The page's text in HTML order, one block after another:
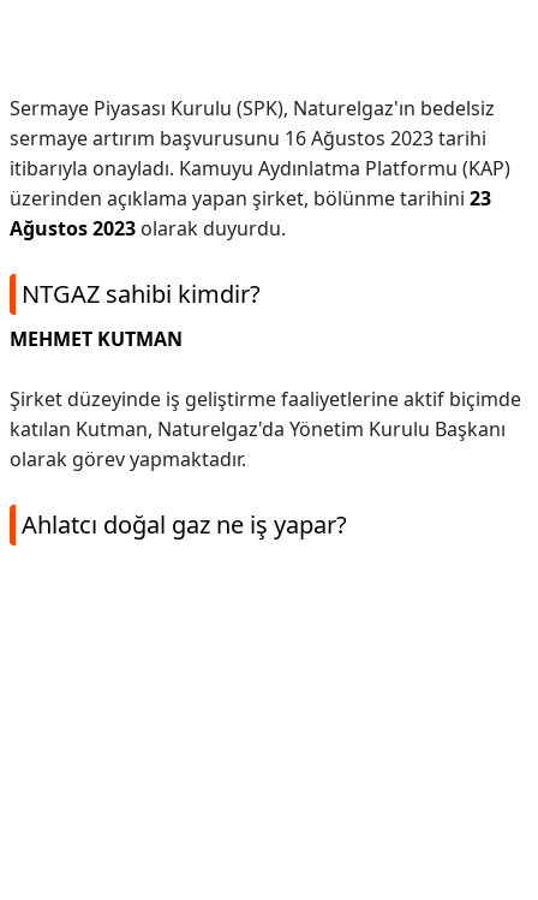
Sermaye Piyasası Kurulu (SPK), Naturelgaz'ın bedelsiz
sermaye artırım başvurusunu 16 Ağustos 2023 tarihi
itibarıyla onayladı. Kamuyu Aydınlatma Platformu (KAP)
üzerinden açıklama yapan şirket, bölünme tarihini 23
Ağustos 2023 olarak duyurdu.
NTGAZ sahibi kimdir?
MEHMET KUTMAN
Şirket düzeyinde iş geliştirme faaliyetlerine aktif biçimde
katılan Kutman, Naturelgaz'da Yönetim Kurulu Başkanı
olarak görev yapmaktadır.
Ahlatcı doğal gaz ne iş yapar?